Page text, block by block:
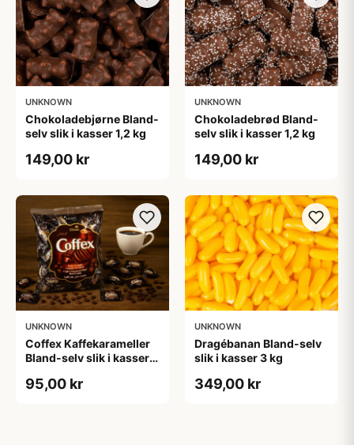
UNKNOWN
Chokoladebjørne Bland-
selv slik i kasser 1,2 kg
149,00 kr
UNKNOWN
Chokoladebrød Bland-
selv slik i kasser 1,2 kg
149,00 kr
UNKNOWN
Coffex Kaffekarameller
Bland-selv slik i kasser
95,00 kr
UNKNOWN
Dragébanan Bland-selv
slik i kasser 3 kg
349,00 kr